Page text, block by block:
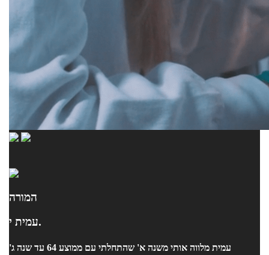
המורה
עמית י.
עמית מלווה אותי משנה א' שהתחלתי עם ממוצע 64 עד שנה ג'